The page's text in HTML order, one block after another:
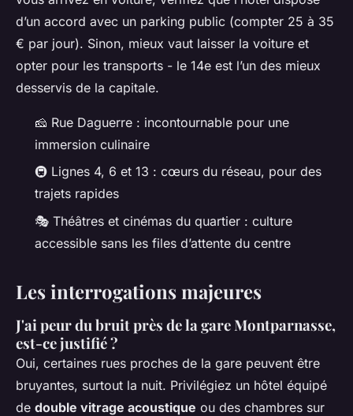
d’un accord avec un parking public (compter 25 à 35
€ par jour). Sinon, mieux vaut laisser la voiture et
opter pour les transports - le 14e est l’un des mieux
desservis de la capitale.
🧀 Rue Daguerre : incontournable pour une
immersion culinaire
🚇 Lignes 4, 6 et 13 : cœurs du réseau, pour des
trajets rapides
🎭 Théâtres et cinémas du quartier : culture
accessible sans les files d’attente du centre
Les interrogations majeures
J'ai peur du bruit près de la gare Montparnasse,
est-ce justifié ?
Oui, certaines rues proches de la gare peuvent être
bruyantes, surtout la nuit. Privilégiez un hôtel équipé
de double vitrage acoustique ou des chambres sur